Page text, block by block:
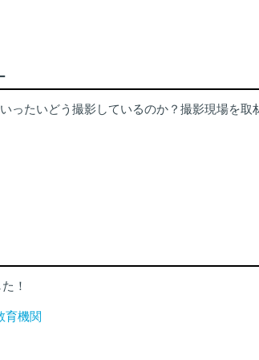
ったいどう撮影しているのか？撮影現場を取
！
育機関